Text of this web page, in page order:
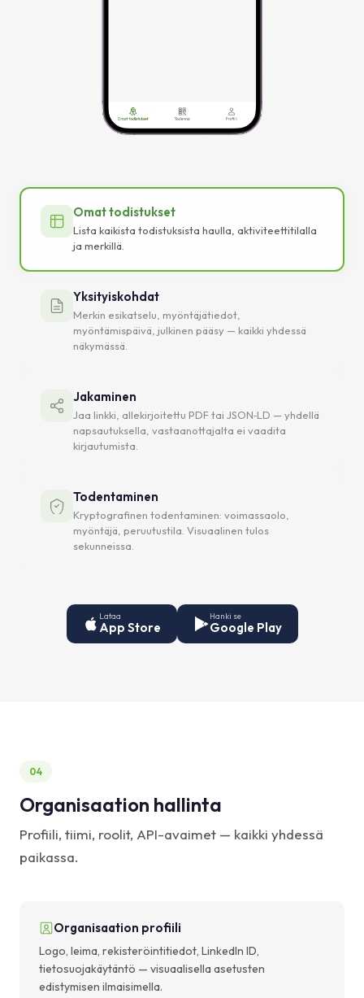
Omat todistukset
Lista kaikista todistuksista haulla, aktiviteettitilalla
ja merkillä.
Yksityiskohdat
Merkin esikatselu, myöntäjätiedot,
myöntämispäivä, julkinen pääsy — kaikki yhdessä
näkymässä.
Jakaminen
Jaa linkki, allekirjoitettu PDF tai JSON‑LD — yhdellä
napsautuksella, vastaanottajalta ei vaadita
kirjautumista.
Todentaminen
Kryptografinen todentaminen: voimassaolo,
myöntäjä, peruutustila. Visuaalinen tulos
sekunneissa.
Lataa
App Store
Hanki se
Google Play
04
Organisaation hallinta
Profiili, tiimi, roolit, API-avaimet — kaikki yhdessä
paikassa.
Organisaation profiili
Logo, leima, rekisteröintitiedot, LinkedIn ID,
tietosuojakäytäntö — visuaalisella asetusten
edistymisen ilmaisimella.